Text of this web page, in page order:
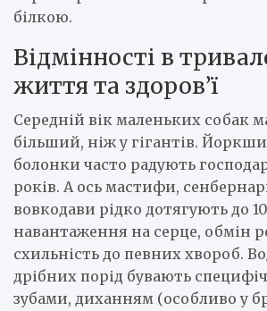
білкою.
Відмінності в
життя та здоров’ї
Середній вік маленьких собак
більший, ніж у гігантів.
болонки часто радують
років. А ось мастифи,
вовкодави рідко дотягують до
навантаження на серце, обмін
схильність до певних хвороб.
дрібних порід бувають
зубами, диханням (особливо у